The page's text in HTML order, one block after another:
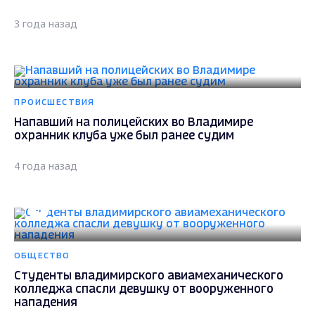
3 года назад
ПРОИСШЕСТВИЯ
Напавший на полицейских во Владимире
охранник клуба уже был ранее судим
4 года назад
ОБЩЕСТВО
Студенты владимирского авиамеханического
колледжа спасли девушку от вооруженного
нападения